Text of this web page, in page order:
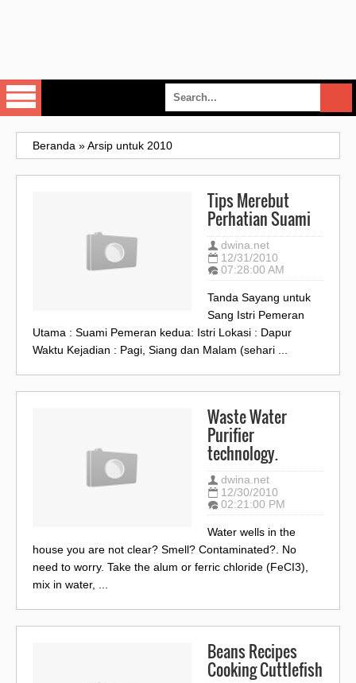
Beranda »Arsip untuk 2010
Tips Merebut
Perhatian Suami
dwina.net
12/31/2010
07:28:00 AM
Tanda Sayang untuk
Sang Istri Pemeran
Utama : Suami Pemeran kedua: Istri Lokasi : Dapur
Waktu Kejadian : Pagi, Siang dan Malam (sehari ...
Waste Water
Purifier
technology.
dwina.net
12/30/2010
02:21:00 PM
Water wells in the
house you are not clear? Smell? Contaminated?. No
need to worry. Take the alum or ferric chloride (FeCI3),
mix in water, ...
Beans Recipes
Cooking Cuttlefish